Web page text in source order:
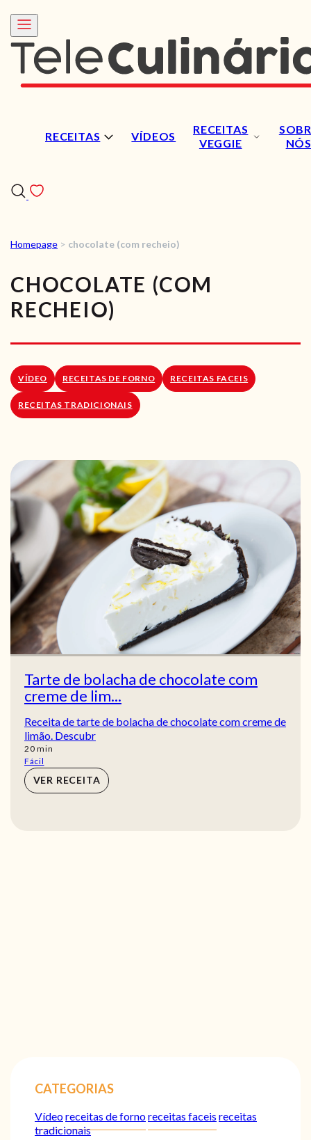
RECEITAS VÍDEOS
RECEITAS
VEGGIE
NÓS
RECEITAS
VÍDEOS
LOJA ONLINE
Homepage > chocolate (com recheio)
CHOCOLATE (COM
RECHEIO)
VÍDEO RECEITAS DE FORNO RECEITAS FACEIS
RECEITAS TRADICIONAIS
Tarte de bolacha de chocolate com
creme de lim...
Receita de tarte de bolacha de chocolate com creme de
limão. Descubr
20min
min
Fácil
VER RECEITA
CATEGORIAS
Vídeoreceitas de fornoreceitas faceis receitas
tradicionais